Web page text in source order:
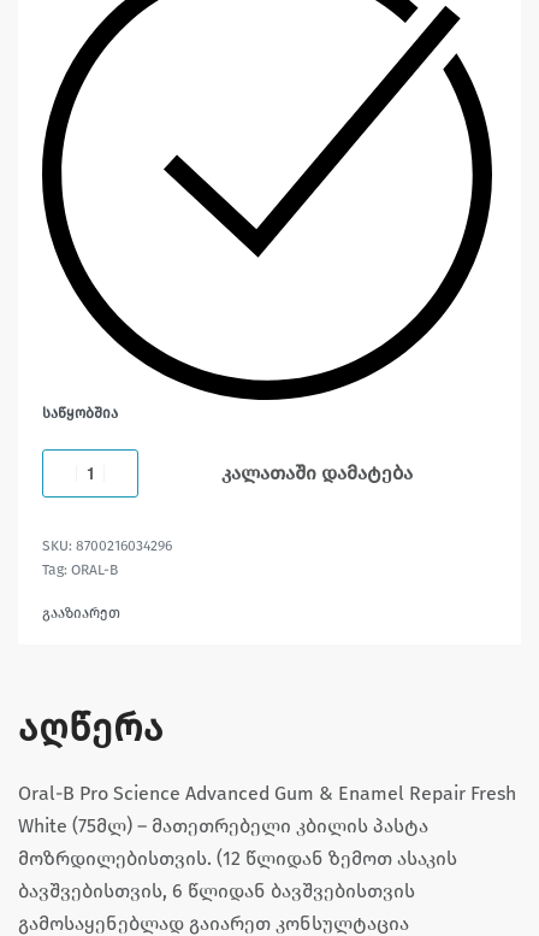
ᲡᲐᲬᲧᲝᲑᲨᲘᲐ
კალათაში დამატება
8700216034296
Tag: ORAL-B
გააზიარეთ
აღწერა
Oral-B Pro Science Advanced Gum & Enamel Repair Fresh
White (75მლ) – მათეთრებელი კბილის პასტა
მოზრდილებისთვის. (12 წლიდან ზემოთ ასაკის
ბავშვებისთვის, 6 წლიდან ბავშვებისთვის
გამოსაყენებლად გაიარეთ კონსულტაცია